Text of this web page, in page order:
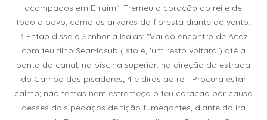
acampados em Efraim". Tremeu o coração do rei e de
todo o povo, como as árvores da floresta diante do vento.
3 Então disse o Senhor a Isaías: "Vai ao encontro de Acaz
com teu filho Sear-Iasub (isto é, 'um resto voltará') até a
ponta do canal, na piscina superior, na direção da estrada
do Campo dos pisadores; 4 e dirás ao rei: 'Procura estar
calmo; não temas nem estremeça o teu coração por causa
desses dois pedaços de tição fumegantes, diante da ira